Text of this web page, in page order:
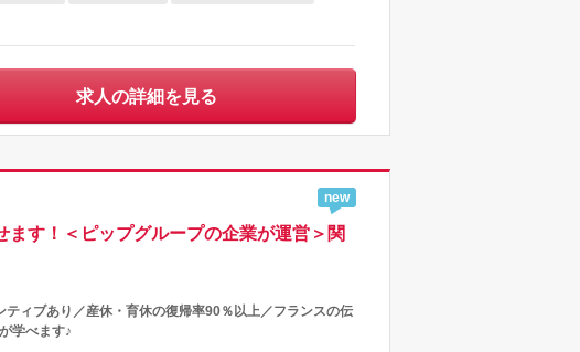
求人の詳細を見る
new
ます！＜ピップグループの企業が運営＞関
ィブあり／産休・育休の復帰率90％以上／フランスの伝
学べます♪